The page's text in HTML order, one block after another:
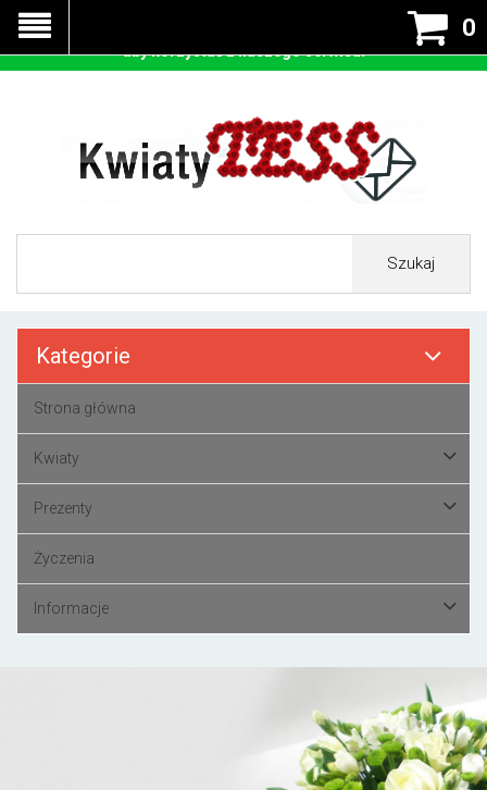
0
Szukaj
Kategorie
Strona główna
Kwiaty
Prezenty
Życzenia
Informacje
Nasza strona korzysta z cookies - czyli tzw ciastek w celu
prawidłowego działania. Zaakceptuj przyjmowanie cookies
aby korzystać z naszego serwisu.